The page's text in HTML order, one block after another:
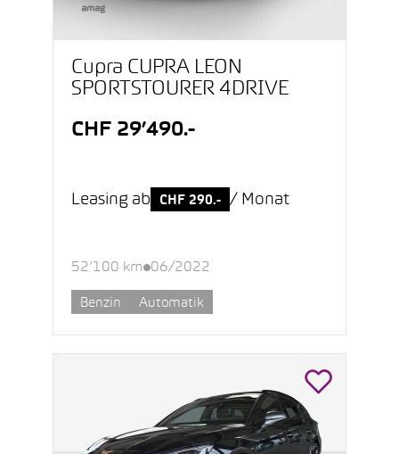
Cupra CUPRA LEON
SPORTSTOURER 4DRIVE
CHF 29’490.-
Leasing ab CHF 290.- / Monat
52’100 km 06/2022
Benzin Automatik